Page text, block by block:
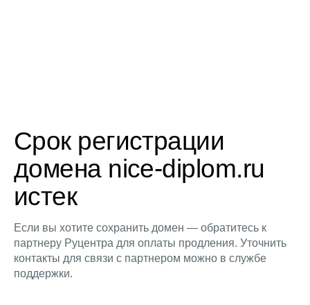
Срок регистрации
домена nice-diplom.ru
истек
Если вы хотите сохранить домен — обратитесь к
партнеру Руцентра для оплаты продления. Уточнить
контакты для связи с партнером можно в службе
поддержки.